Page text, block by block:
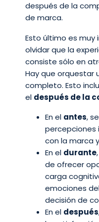
después de la
de marca.
Esto último es
olvidar que la
consiste sólo en
Hay que orquestar
completo. Esto
el después de la
En el antes,
percepciones
con la marca
En el durante
de ofrecer
carga
emociones
decisión de
En el después